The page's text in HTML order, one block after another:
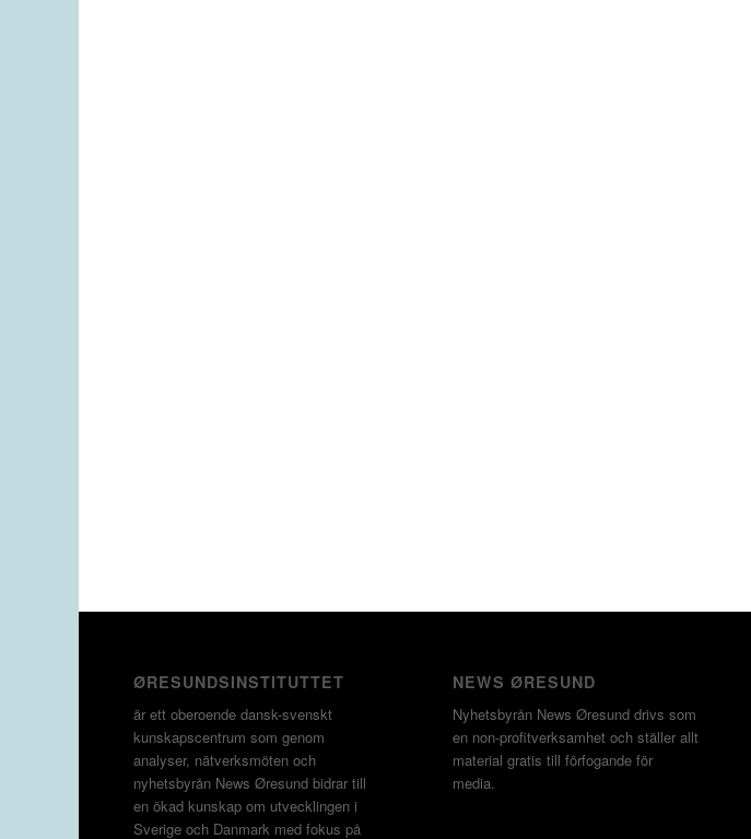
ØRESUNDSINSTITUTTET
är ett oberoende dansk-svenskt
kunskapscentrum som genom
analyser, nätverksmöten och
nyhetsbyrån News Øresund bidrar till
en ökad kunskap om utvecklingen i
Sverige och Danmark med fokus på
NEWS ØRESUND
Nyhetsbyrån News Øresund drivs som
en non-profitverksamhet och ställer allt
material gratis till förfogande för
media.